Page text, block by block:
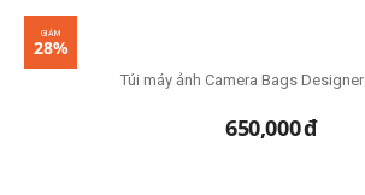
Túi máy ảnh Camera Bags
650,000đ
GIẢM
28%